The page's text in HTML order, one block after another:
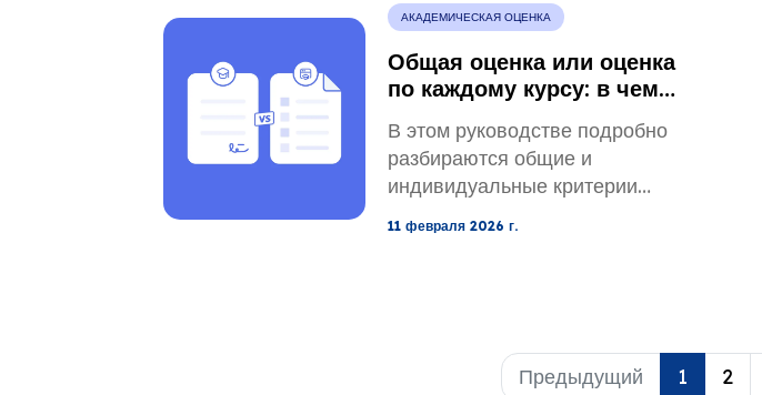
АКАДЕМИЧЕСКАЯ ОЦЕНКА
Общая оценка или оценка
по каждому курсу: в чем
В этом руководстве подробно
разбираются общие и
индивидуальные критерии
выбрать именно то, что
11 февраля 2026 г.
Предыдущий 1 2